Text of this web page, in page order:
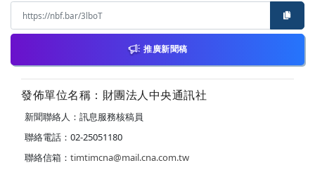
推廣新聞稿
發佈單位名稱：財團法人中央通訊社
新聞聯絡人：訊息服務核稿員
聯絡電話：02-25051180
聯絡信箱： timtimcna@mail.cna.com.tw